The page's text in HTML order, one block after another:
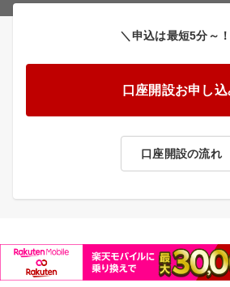
＼申込は最短5分～
口座開設お申し込
口座開設の流れ